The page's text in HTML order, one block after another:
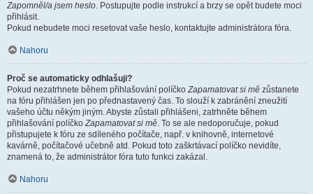
Zapomněl/a jsem heslo. Postupujte podle instrukcí a brzy se opět budete moci
přihlásit.
Pokud nebudete moci resetovat vaše heslo, kontaktujte administrátora fóra.
Nahoru
Proč se automaticky odhlašuji?
Pokud nezatrhnete během přihlašování políčkoZapamatovat si mě zůstanete
na fóru přihlášen jen po přednastavený čas. To slouží k zabránění zneužití
vašeho účtu někým jiným. Abyste zůstali přihlášeni, zatrhněte během
přihlašování políčkoZapamatovat si mě. To se ale nedoporučuje, pokud
přistupujete k fóru ze sdíleného počítače, např. v knihovně, internetové
kavárně, počítačové učebně atd. Pokud toto zaškrtávací políčko nevidíte,
znamená to, že administrátor fóra tuto funkci zakázal.
Nahoru